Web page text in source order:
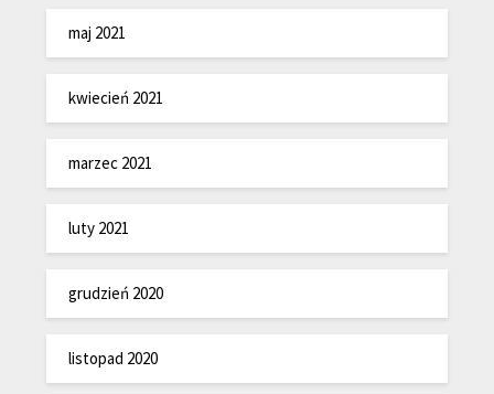
maj 2021
kwiecień 2021
marzec 2021
luty 2021
grudzień 2020
listopad 2020